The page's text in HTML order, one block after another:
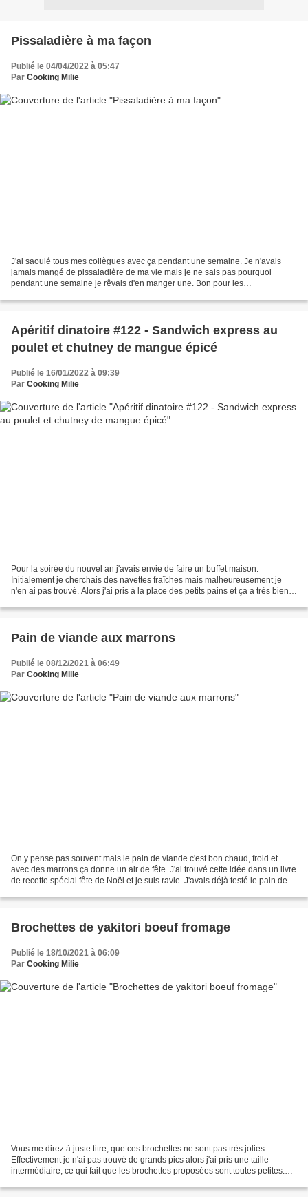
Pissaladière à ma façon
Publié le 04/04/2022 à 05:47
Par Cooking Milie
J'ai saoulé tous mes collègues avec ça pendant une semaine. Je n'avais
jamais mangé de pissaladière de ma vie mais je ne sais pas pourquoi
pendant une semaine je rêvais d'en manger une. Bon pour les
Apéritif dinatoire #122 - Sandwich express au
poulet et chutney de mangue épicé
Publié le 16/01/2022 à 09:39
Par Cooking Milie
Pour la soirée du nouvel an j'avais envie de faire un buffet maison.
Initialement je cherchais des navettes fraîches mais malheureusement je
n'en ai pas trouvé. Alors j'ai pris à la place des petits pains et ça a très bien
Pain de viande aux marrons
Publié le 08/12/2021 à 06:49
Par Cooking Milie
On y pense pas souvent mais le pain de viande c'est bon chaud, froid et
avec des marrons ça donne un air de fête. J'ai trouvé cette idée dans un livre
de recette spécial fête de Noël et je suis ravie. J'avais déjà testé le pain de
Brochettes de yakitori boeuf fromage
Publié le 18/10/2021 à 06:09
Par Cooking Milie
Vous me direz à juste titre, que ces brochettes ne sont pas très jolies.
Effectivement je n'ai pas trouvé de grands pics alors j'ai pris une taille
intermédiaire, ce qui fait que les brochettes proposées sont toutes petites.